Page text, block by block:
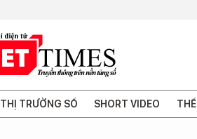
THỊ TRƯỜNG SỐ SHORT VIDEO